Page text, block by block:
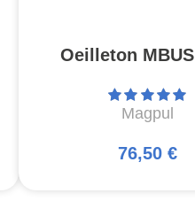
Oeilleton
Magpul
76,50 €